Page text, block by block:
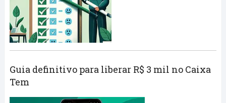
Guia definitivo para liberar R$ 3 mil no Caixa
Tem